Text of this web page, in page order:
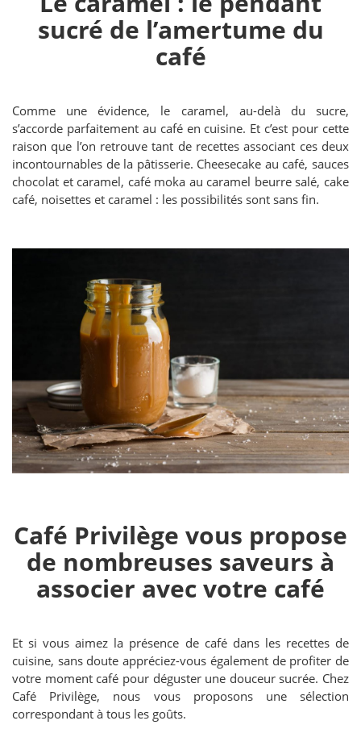
sucré de l’amertume du
café
Comme une évidence, le caramel, au-delà du sucre,
s’accorde parfaitement au café en cuisine. Et c’est pour cette
raison que l’on retrouve tant de recettes associant ces deux
incontournables de la pâtisserie. Cheesecake au café, sauces
chocolat et caramel, café moka au caramel beurre salé, cake
café, noisettes et caramel : les possibilités sont sans fin.
Café Privilège vous propose
de nombreuses saveurs à
associer avec votre café
Et si vous aimez la présence de café dans les recettes de
cuisine, sans doute appréciez-vous également de profiter de
votre moment café pour déguster une douceur sucrée. Chez
Café Privilège, nous vous proposons une sélection
correspondant à tous les goûts.